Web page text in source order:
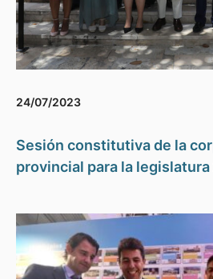
24/07/2023
Sesión constitutiva de la
provincial para la